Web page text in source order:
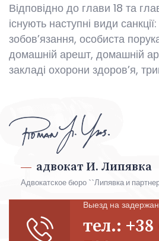
Відповідно до глави 18 та
існують наступні види
зобов’язання, особиста
домашній арешт, домашній
закладі охорони здоров’я,
адвокат И. Липявка
Адвокатское бюро ``Липявка и
Выезд на
тел.: